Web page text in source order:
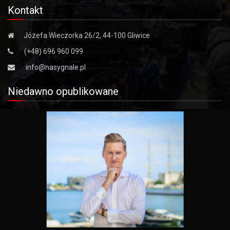
Kontakt
Józefa Wieczorka 26/2, 44-100 Gliwice
(+48) 696 960 099
info@nasygnale.pl
Niedawno opublikowane